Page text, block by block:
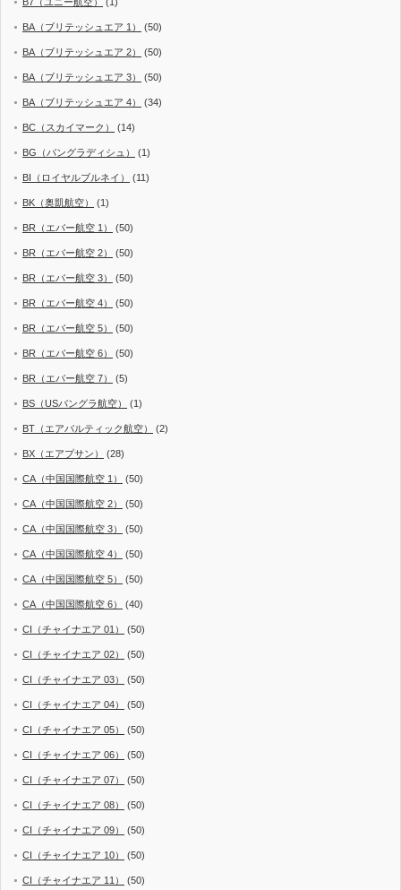
BA（ブリテッシュエア 1） (50)
BA（ブリテッシュエア 2） (50)
BA（ブリテッシュエア 3） (50)
BA（ブリテッシュエア 4） (34)
BC（スカイマーク） (14)
BG（バングラディシュ） (1)
BI（ロイヤルブルネイ） (11)
BK（奥凱航空） (1)
BR（エバー航空 1） (50)
BR（エバー航空 2） (50)
BR（エバー航空 3） (50)
BR（エバー航空 4） (50)
BR（エバー航空 5） (50)
BR（エバー航空 6） (50)
BR（エバー航空 7） (5)
BS（USバングラ航空） (1)
BT（エアバルティック航空） (2)
BX（エアプサン） (28)
CA（中国国際航空 1） (50)
CA（中国国際航空 2） (50)
CA（中国国際航空 3） (50)
CA（中国国際航空 4） (50)
CA（中国国際航空 5） (50)
CA（中国国際航空 6） (40)
CI（チャイナエア 01） (50)
CI（チャイナエア 02） (50)
CI（チャイナエア 03） (50)
CI（チャイナエア 04） (50)
CI（チャイナエア 05） (50)
CI（チャイナエア 06） (50)
CI（チャイナエア 07） (50)
CI（チャイナエア 08） (50)
CI（チャイナエア 09） (50)
CI（チャイナエア 10） (50)
CI（チャイナエア 11） (50)